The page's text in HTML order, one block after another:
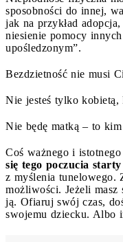
sposobności do innej,
jak na przykład
niesienie pomocy
upośledzonym”.
Bezdzietność nie musi
Nie jesteś tylko kobietą,
Nie będę matką – to kim
Coś ważnego i
się tego poczucia
z myślenia tunelowego.
możliwości. Jeżeli masz
ją. Ofiaruj swój czas,
swojemu dziecku. Albo